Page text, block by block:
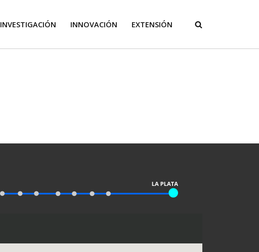
INVESTIGACIÓN INNOVACIÓN EXTENSIÓN